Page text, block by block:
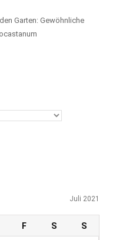
Garten: Gewöhnliche
Juli 2021
F S S